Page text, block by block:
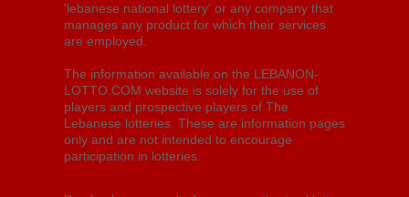
'lebanese national lottery' or any company that
manages any product for which their services
are employed.
The information available on the LEBANON-
LOTTO.COM website is solely for the use of
players and prospective players of The
Lebanese lotteries. These are information pages
only and are not intended to encourage
participation in lotteries.